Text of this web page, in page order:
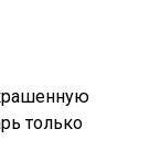
только